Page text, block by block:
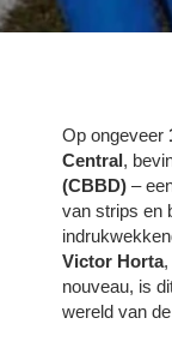
Op ongeveer
Central,
(CBBD) –
van strips en
Victor Horta,
nouveau, is
wereld van